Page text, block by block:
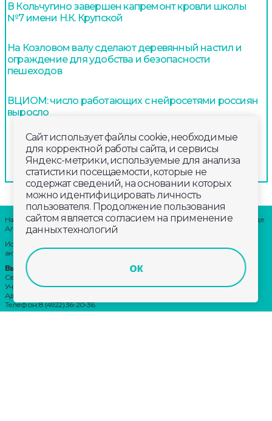
В Кольчугино завершен капремонт кровли школы
№7 имени Н.К. Крупской
На Козловом валу сделают деревянный настил и
ограждение для удобства и безопасности
пешеходов
ВЦИОМ: число работающих с нейросетями россиян
выросло
Наши партнеры: радио «LikeFm» 107,9 Fm во Владимире и 102,8 Fm в городе
Александрове
Использование материалов сайта допускается только при наличии
активной ссылки.
Выходные данные:
Сетевое издание: «Губерния 33»
Учредитель: ООО «Телерадиокомпания «Губерния-33»
Адрес: Воронцовский переулок, д.4.г. Владимир, 600000
Телефон: 8 (4922) 36-20-36.
E-Mail: news@trc33.ru
Сайт использует файлы cookie, необходимые
для корректной работы сайта, и сервисы
Яндекс-метрики, используемые для анализа
статистики посещаемости, которые не
содержат сведений, на основании которых
можно идентифицировать личность
пользователя. Продолжение пользования
сайтом является согласием на применение
данных технологий
ок